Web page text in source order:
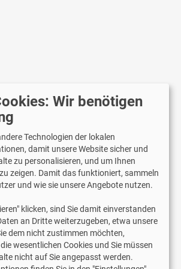
und
Wir benötigen
Technologien der lokalen
damit unsere Website sicher und
zu personalisieren, und um Ihnen
zeigen. Damit das funktioniert, sammeln
und wie sie unsere Angebote nutzen.
klicken, sind Sie damit einverstanden
an Dritte weiterzugeben, etwa unsere
dem nicht zustimmen möchten,
wesentlichen Cookies und Sie müssen
nicht auf Sie angepasst werden.